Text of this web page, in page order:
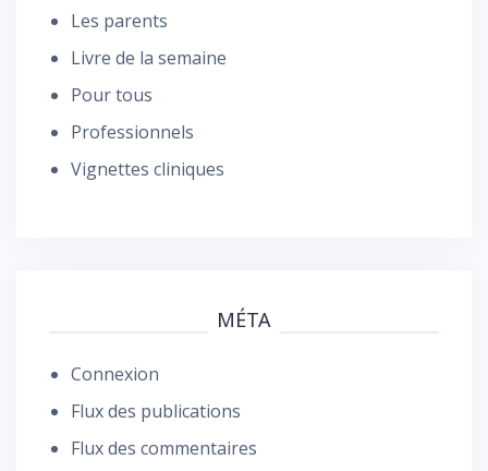
Les parents
Livre de la semaine
Pour tous
Professionnels
Vignettes cliniques
MÉTA
Connexion
Flux des publications
Flux des commentaires